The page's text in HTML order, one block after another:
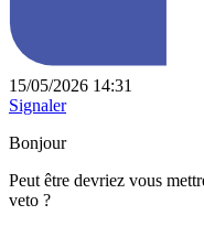
15/05/2026 14:31
Signaler
Bonjour
Peut être devriez vous
veto ?